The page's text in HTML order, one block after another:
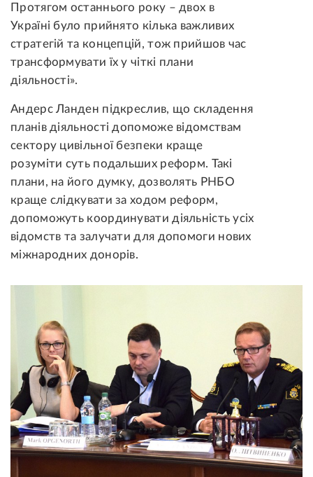
Протягом останнього року – двох в
Україні було прийнято кілька важливих
стратегій та концепцій, тож прийшов час
трансформувати їх у чіткі плани
діяльності».
Андерс Ланден підкреслив, що складення
планів діяльності допоможе відомствам
сектору цивільної безпеки краще
розуміти суть подальших реформ. Такі
плани, на його думку, дозволять РНБО
краще слідкувати за ходом реформ,
допоможуть координувати діяльність усіх
відомств та залучати для допомоги нових
міжнародних донорів.